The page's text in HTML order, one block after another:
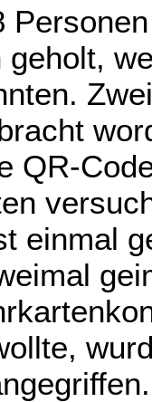
QR-
einmal